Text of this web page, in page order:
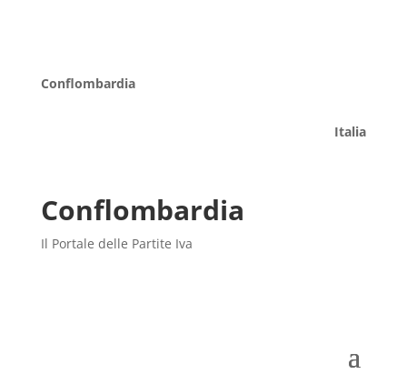
Conflombardia
Italia
Conflombardia
Il Portale delle Partite Iva